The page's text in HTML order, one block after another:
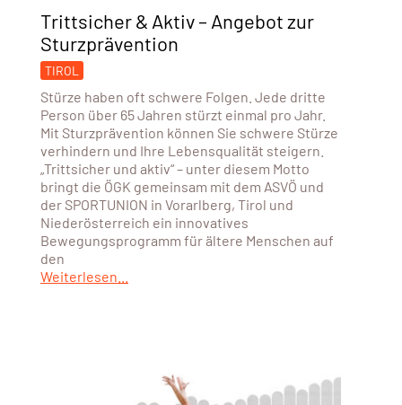
Trittsicher & Aktiv – Angebot zur
Sturzprävention
TIROL
Stürze haben oft schwere Folgen. Jede dritte
Person über 65 Jahren stürzt einmal pro Jahr.
Mit Sturzprävention können Sie schwere Stürze
verhindern und Ihre Lebensqualität steigern.
„Trittsicher und aktiv“ – unter diesem Motto
bringt die ÖGK gemeinsam mit dem ASVÖ und
der SPORTUNION in Vorarlberg, Tirol und
Niederösterreich ein innovatives
Bewegungsprogramm für ältere Menschen auf
den
Weiterlesen...